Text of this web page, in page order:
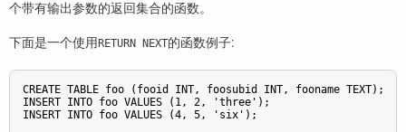
个带有输出参数的返回集合的函数。
下面是一个使用 RETURN NEXT的函数例子:
CREATE TABLE foo (fooid INT, foosubid INT, fooname TEXT);
INSERT INTO foo VALUES (1, 2, 'three');
INSERT INTO foo VALUES (4, 5, 'six');